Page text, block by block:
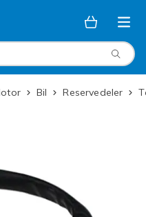
Motor Bil Reservedeler